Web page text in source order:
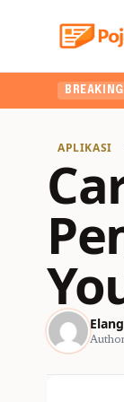
BREAKING
APLIKASI
Elang